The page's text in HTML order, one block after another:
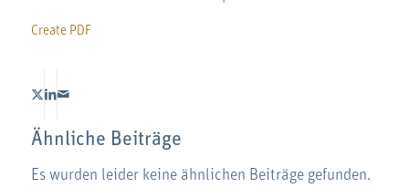
Create PDF
Ähnliche Beiträge
Es wurden leider keine ähnlichen Beiträge gefunden.